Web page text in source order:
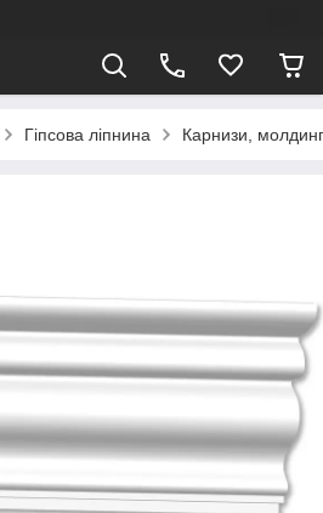
Гіпсова ліпнина Карнизи,